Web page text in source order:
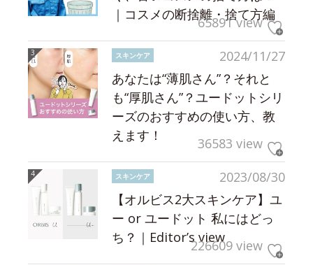
｜コスメの断捨離・捨て方編
65891 view
2024/11/27
スキンケア
あなたは“薄肌さん”？それと
も“厚肌さん”？ユードットシリ
ーズのおすすめの使い方、教
えます！
36583 view
2023/08/30
スキンケア
【オルビス2大スキンケア】ユ
ー or ユードット 私にはどっ
ち？｜Editor’s view226609 view